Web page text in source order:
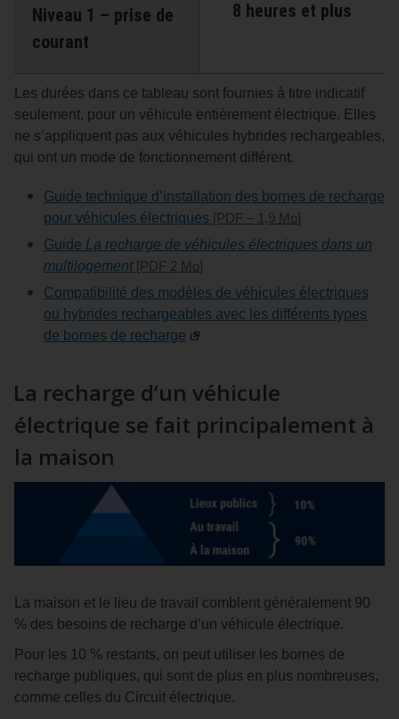
Niveau 1 – prise de
courant
8 heures et plus
Les durées dans ce tableau sont fournies à titre indicatif
seulement, pour un véhicule entièrement électrique. Elles
ne s’appliquent pas aux véhicules hybrides rechargeables,
qui ont un mode de fonctionnement différent.
Guide technique d’installation des bornes de recharge
pour véhicules électriques [PDF – 1,9 Mo]
Guide La recharge de véhicules électriques dans un
multilogement [PDF 2 Mo]
Compatibilité des modèles de véhicules électriques
ou hybrides rechargeables avec les différents types
de bornes de recharge
La recharge d’un véhicule
électrique se fait principalement à
la maison
La maison et le lieu de travail comblent généralement 90
% des besoins de recharge d’un véhicule électrique.
Pour les 10 % restants, on peut utiliser les bornes de
recharge publiques, qui sont de plus en plus nombreuses,
comme celles du Circuit électrique.